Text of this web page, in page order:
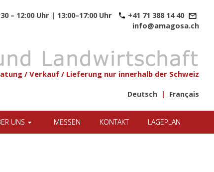
– 12:00 Uhr | 13:00–17:00 Uhr
+41 71 388 14 40
info@amagosa.ch
/ Verkauf / Lieferung nur innerhalb der Schweiz
Deutsch | Français
UNS MESSEN KONTAKT LAGEPLAN